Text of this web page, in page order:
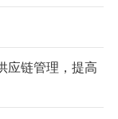
应链管理，提高